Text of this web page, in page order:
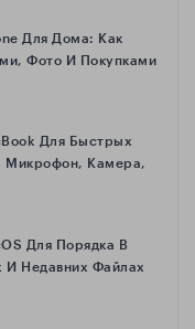
Для Дома: Как
Фото И Покупками
Для Быстрых
Микрофон, Камера,
Для Порядка В
И Недавних Файлах